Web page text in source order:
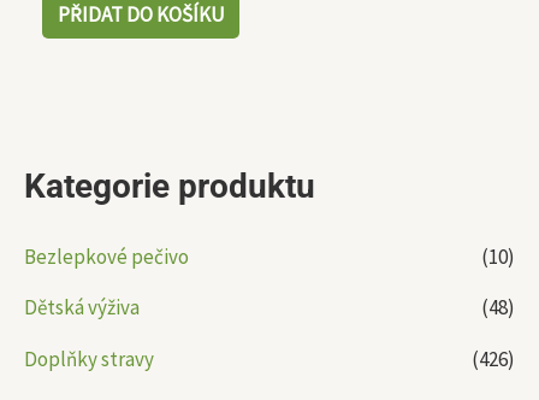
Kategorie produktu
Bezlepkové pečivo
(10)
Dětská výživa
(48)
Doplňky stravy
(426)
PŘIDAT DO KOŠÍKU